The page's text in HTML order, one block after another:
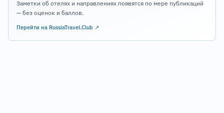
Заметки об отелях и направлениях появятся по мере публикаций
— без оценок и баллов.
Перейти на RussiaTravel.Club ↗